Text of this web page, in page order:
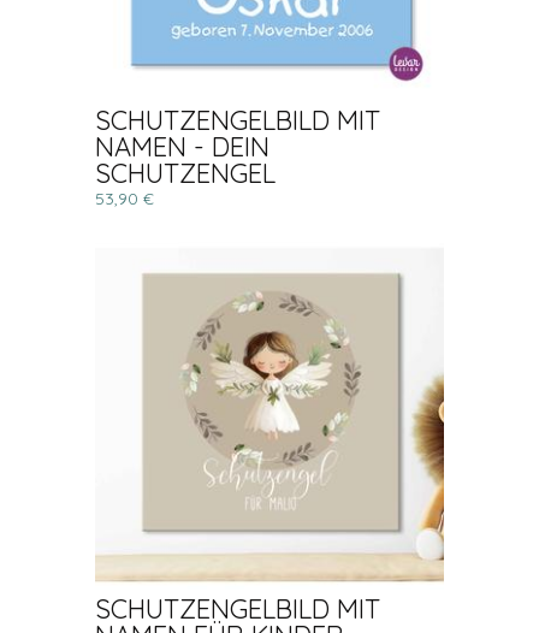
SCHUTZENGELBILD MIT
NAMEN - DEIN
SCHUTZENGEL
53,90 €
SCHUTZENGELBILD MIT